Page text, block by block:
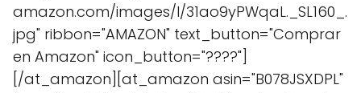
amazon.com/images/I/31ao9yPWqaL._SL160_.
jpg" ribbon="AMAZON" text_button="Comprar
en Amazon" icon_button="????"]
[/at_amazon][at_amazon asin="B078JSXDPL"